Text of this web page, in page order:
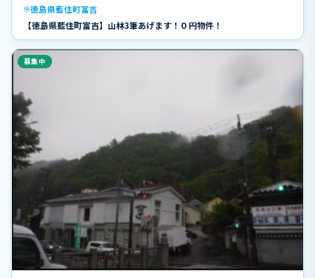
徳島県藍住町富吉
【徳島県藍住町富吉】山林3筆あげます！０円物件！
募集中